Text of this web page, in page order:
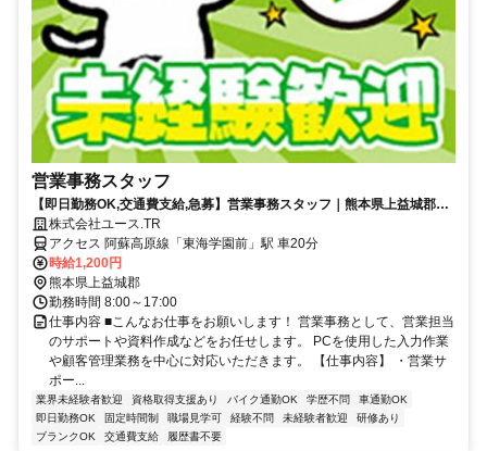
営業事務スタッフ
【即日勤務OK,交通費支給,急募】営業事務スタッフ｜熊本県上益城郡益
城町株式会社ユース.TR
アクセス 阿蘇高原線「東海学園前」駅 車20分
時給1,200円
熊本県上益城郡
勤務時間 8:00～17:00
仕事内容 ■こんなお仕事をお願いします！ 営業事務として、営業担当
のサポートや資料作成などをお任せします。 PCを使用した入力作業
や顧客管理業務を中心に対応いただきます。 【仕事内容】 ・営業サ
ポー...
業界未経験者歓迎 資格取得支援あり バイク通勤OK 学歴不問
車通勤OK
即日勤務OK
固定時間制 職場見学可 経験不問 未経験者歓迎
研修あり
ブランクOK
交通費支給 履歴書不要